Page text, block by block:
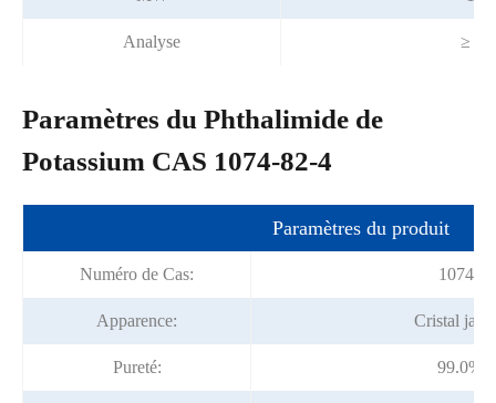
Analyse ≥
Paramètres du Phthalimide de
Potassium CAS 1074-82-4
Paramètres du produit
Numéro de Cas: 1074-
Apparence: Cristal
Pureté: 99.0%